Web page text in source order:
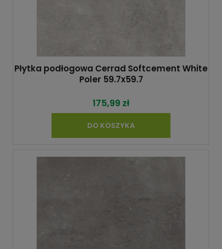
Płytka podłogowa Cerrad Softcement White
Poler 59.7x59.7
175,99 zł
DO KOSZYKA